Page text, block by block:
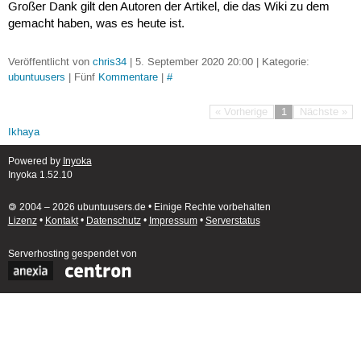
Großer Dank gilt den Autoren der Artikel, die das Wiki zu dem
gemacht haben, was es heute ist.
Veröffentlicht von chris34| 5. September 2020 20:00 | Kategorie:
ubuntuusers | Fünf Kommentare| #
« Vorherige 1 Nächste »
Ikhaya
Powered by Inyoka
Inyoka 1.52.10
🄯 2004 – 2026 ubuntuusers.de • Einige Rechte vorbehalten
Lizenz• Kontakt• Datenschutz• Impressum• Serverstatus
Serverhosting gespendet von